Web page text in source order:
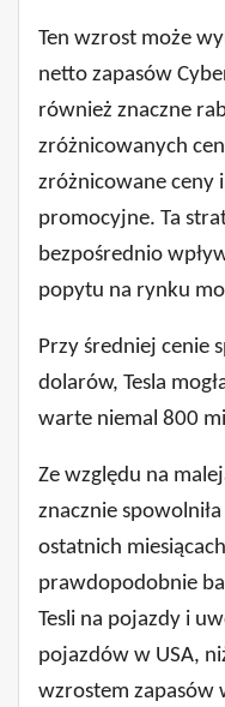
Ten wzrost może
netto zapasów
również znaczne
zróżnicowanych
zróżnicowane ceny
promocyjne. Ta
bezpośrednio
popytu na rynku
Przy średniej cenie
dolarów, Tesla
warte niemal 800
Ze względu na
znacznie
ostatnich
prawdopodobnie
Tesli na pojazdy i
pojazdów w USA,
wzrostem zapasów